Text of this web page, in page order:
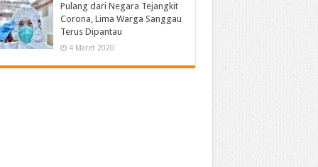
Pulang dari Negara Tejangkit
Corona, Lima Warga Sanggau
Terus Dipantau
4 Maret 2020